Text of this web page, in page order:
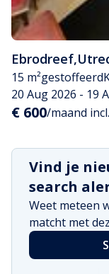
Ebrodreef,
15 m²gestoffeerd
20 Aug 2026 - 19
€ 600/maand incl.
Vind je
search
Weet meteen
matcht met